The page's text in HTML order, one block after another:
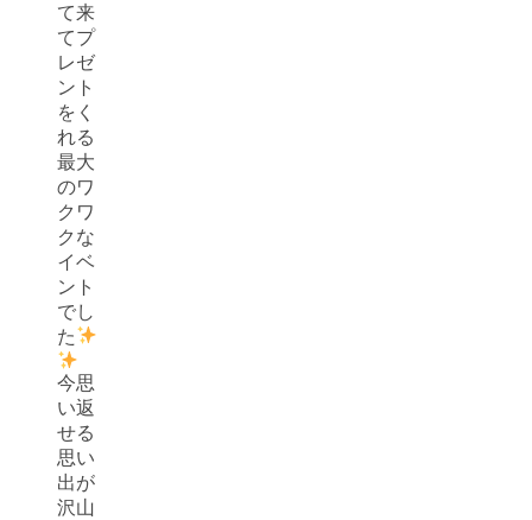
て来
てプ
レゼ
ント
をく
れる
最大
のワ
クワ
クな
イベ
ント
でし
た
今思
い返
せる
思い
出が
沢山